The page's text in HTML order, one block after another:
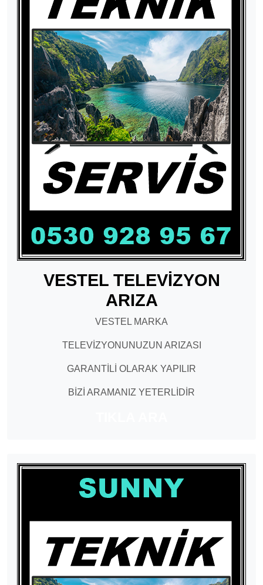
VESTEL TELEVİZYON
ARIZA
VESTEL MARKA
TELEVİZYONUNUZUN ARIZASI
GARANTİLİ OLARAK YAPILIR
BİZİ ARAMANIZ YETERLİDİR